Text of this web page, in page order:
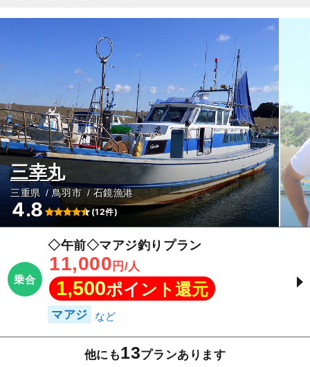
三幸丸
三重県 鳥羽市 石鏡漁港
4.8 (12件)
乗合
◇午前◇マアジ釣りプラン
11,000 円/人
1,500ポイント還元
マアジ
他にも13プランあります